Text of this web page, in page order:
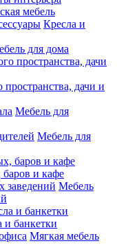
мебель
Кресла и
для дома
дачи и
Мебель для
Мебель для
и кафе
Мебель
и банкетки
Мягкая мебель